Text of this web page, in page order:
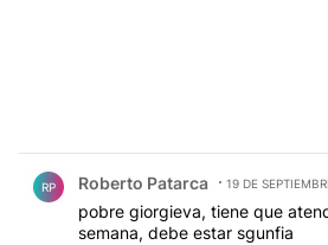
RP Roberto Patarca 19 DE
pobre giorgieva, tiene que
semana, debe estar sgunfia